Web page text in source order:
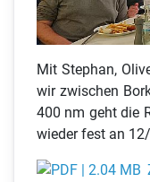
Mit Stephan,
wir zwischen
400 nm geht die
wieder fest an